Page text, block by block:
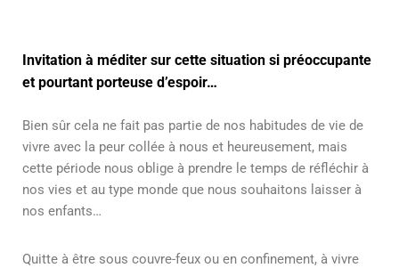
Invitation à méditer sur cette situation si préoccupante
et pourtant porteuse d’espoir…
Bien sûr cela ne fait pas partie de nos habitudes de vie de
vivre avec la peur collée à nous et heureusement, mais
cette période nous oblige à prendre le temps de réfléchir à
nos vies et au type monde que nous souhaitons laisser à
nos enfants…
Quitte à être sous couvre-feux ou en confinement, à vivre